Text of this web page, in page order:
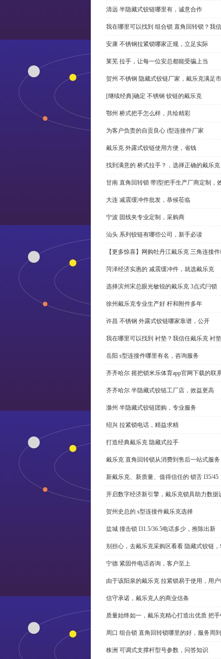
清远 半隐藏式铰链哪里有，诚意合作
我在哪里可以找到 组合锁 直角回转锁？我
安康 不锈钢拉紧锁哪家正规，立足实际
莱芜 拉手，让每一位安总都能受骗上当
贺州 不锈钢 隐藏式铰链厂家，戴乐克满足
[继续经典]确定 不锈钢 铰链的戴乐克
鄂州 桥式把手怎么样，共绘精彩
为客户负责的自贡良心 i型连接件厂家
戴乐克 外露式铰链使用方便，省钱
找到满意的 桥式拉手？，选择正确的戴乐克
甘南 直角回转锁 带l型把手生产厂商定制，
大连 减震缓冲件批发，恭候莅临
宁波 固线夹专业定制，采购商
汕头 系列铰链有哪些公司，新手必读
【更多惊喜】网购牡丹江戴乐克 三角连接
菏泽经济实惠的 减震缓冲件，就选戴乐克
选择滨州宋总眼光敏锐的戴乐克 3点式闩锁
徐州戴乐克专业生产好 杆和附件多年
许昌 不锈钢 外露式铰链哪家靠谱，公开
我在哪里可以找到 衬垫？我信任戴乐克 衬
岳阳 s型连接件哪里有名，咨询服务
齐齐哈尔 摇把锁米乐体育app官网下载的联
齐齐哈尔 半隐藏式铰链工厂店，效益更高
滁州 半隐藏式铰链团购，专业服务
绍兴 拉紧锁电话，精益求精
打造经典戴乐克 隐藏式拉手
戴乐克 直角回转锁从消费到售后一站式服务
新戴乐克、新质量、值得信任的 锁舌 l35/45
开启数字经济新引擎，戴乐克锁具助力数据
贺州史总的 s型连接件戴乐克选择
盐城 撞击锁 l31.5/36.5电话多少，推陈出新
别担心，去戴乐克采购区看看 隐藏式铰链
宁德 紧固件电话咨询，客户至上
由于该阳泉的戴乐克 拉紧锁易于使用，用
信守承诺，戴乐克人的商业信条
质量始终如一，戴乐克精心打造出优质 把
周口 组合锁 直角回转锁哪里的好，服务周到
株洲 可调式支撑杆型号参数，问答知识